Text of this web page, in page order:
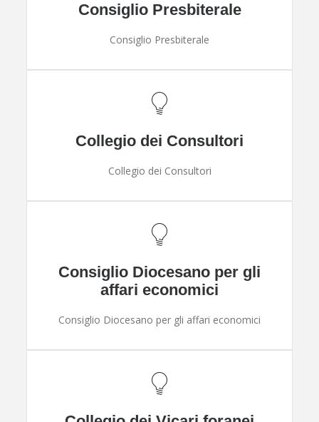
Consiglio Presbiterale
Consiglio Presbiterale
Collegio dei Consultori
Collegio dei Consultori
Consiglio Diocesano per gli
affari economici
Consiglio Diocesano per gli affari economici